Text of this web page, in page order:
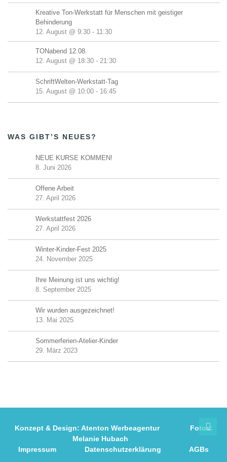
Kreative Ton-Werkstatt für Menschen mit geistiger
Behinderung
12. August @ 9:30 - 11:30
TONabend 12.08.
12. August @ 18:30 - 21:30
SchriftWelten-Werkstatt-Tag
15. August @ 10:00 - 16:45
WAS GIBT’S NEUES?
NEUE KURSE KOMMEN!
8. Juni 2026
Offene Arbeit
27. April 2026
Werkstattfest 2026
27. April 2026
Winter-Kinder-Fest 2025
24. November 2025
Ihre Meinung ist uns wichtig!
8. September 2025
Wir wurden ausgezeichnet!
13. Mai 2025
Sommerferien-Atelier-Kinder
29. März 2023
Konzept & Design: Atenton WerbeagenturFotos:
Melanie Hubach
Impressum
Datenschutzerklärung AGBs